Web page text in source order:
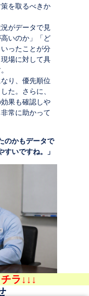
を取るべきか
がデータで見
いのか」「ど
ったことが分
場に対して具
り、優先順位
た。さらに、
果も確認しや
常に助かって
のかもデータで
いですね。」
ラ↓↓↓